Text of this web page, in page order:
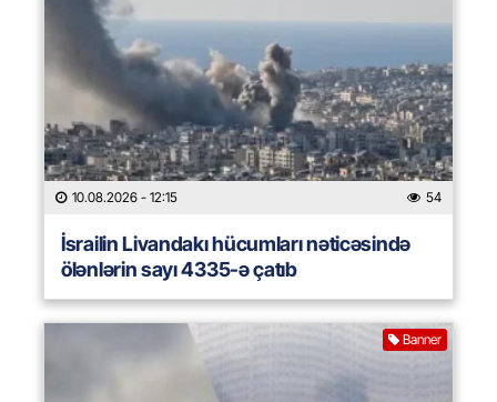
10.08.2026 - 12:15 54
İsrailin Livandakı hücumları nəticəsində
ölənlərin sayı 4335-ə çatıb
Banner